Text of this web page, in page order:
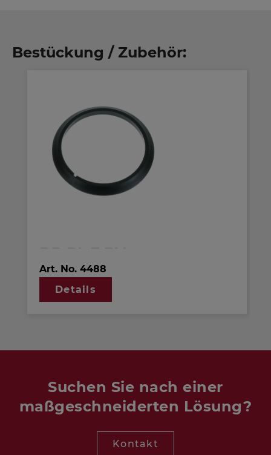
Bestückung / Zubehör:
Distanzring fürPL 7 RV - 4 Ohm
RV - 8 Ohm
Art. No. 4488
Details
Suchen Sie nach einer
maßgeschneiderten Lösung?
Kontakt